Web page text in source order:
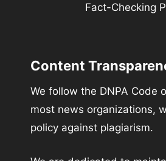
Fact-Checking
Content
We follow the DNPA Code
most news organizations,
policy against plagiarism.